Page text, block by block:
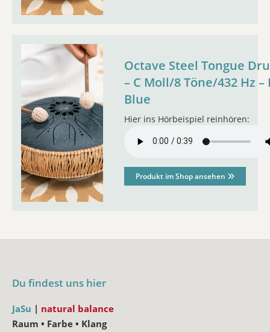
Octave Steel Tongue
– C Moll/8 Töne/432 Hz –
Blue
Hier ins Hörbeispiel reinhören:
Produkt im Shop ansehen
Du findest uns hier
JaSu | natural balance
Raum • Farbe • Klang